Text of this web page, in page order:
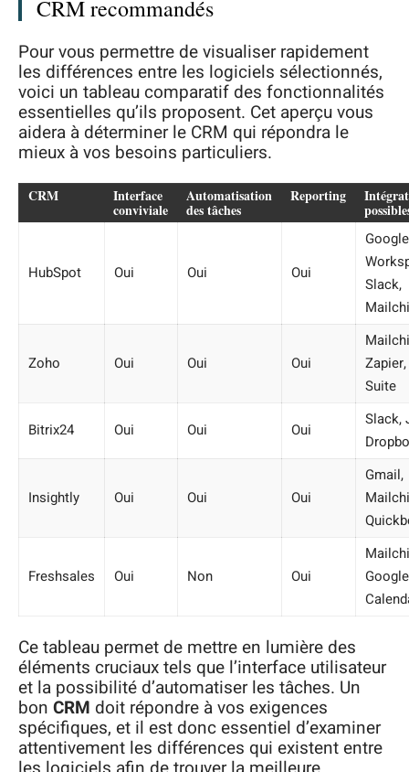
CRM recommandés
Pour vous permettre de visualiser rapidement
les différences entre les logiciels sélectionnés,
voici un tableau comparatif des fonctionnalités
essentielles qu’ils proposent. Cet aperçu vous
aidera à déterminer le CRM qui répondra le
mieux à vos besoins particuliers.
CRM Interface
conviviale
Automatisation
des tâches
Reporting
HubSpot Oui Oui Oui
Google
Slack,
Zoho Oui Oui Oui
Zapier,
Suite
Bitrix24 Oui Oui Oui
Slack,
Insightly Oui Oui Oui
Gmail,
Freshsales Oui Non Oui
Google
Ce tableau permet de mettre en lumière des
éléments cruciaux tels que l’interface utilisateur
et la possibilité d’automatiser les tâches. Un
bon CRM doit répondre à vos exigences
spécifiques, et il est donc essentiel d’examiner
attentivement les différences qui existent entre